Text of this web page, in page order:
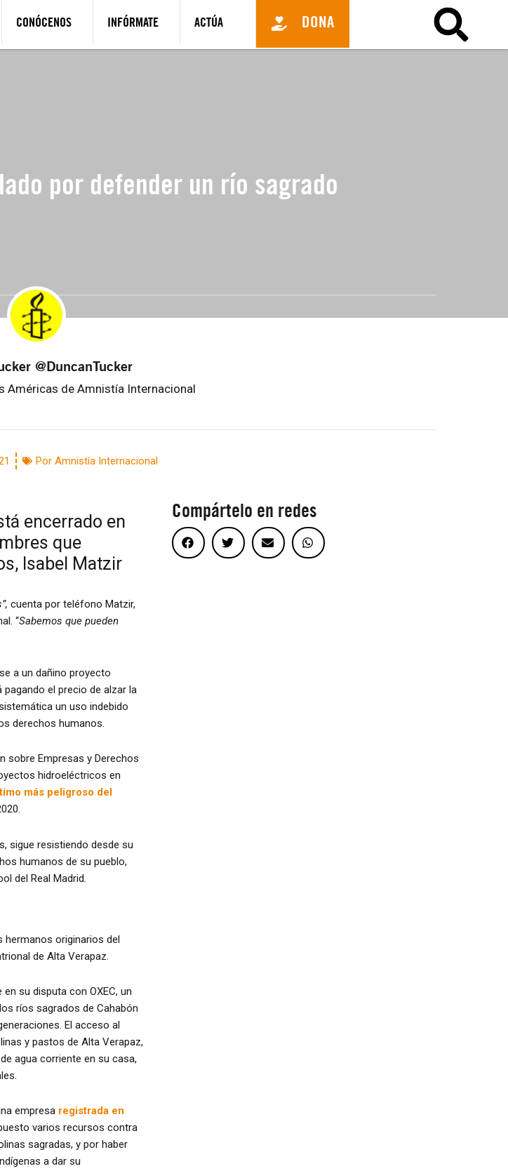
CONÓCENOS INFÓRMATE ACTÚA DONA
por defender un río sagrado
@DuncanTucker
Américas de Amnistía Internacional
Por Amnistía Internacional
encerrado en
que
Isabel Matzir
cuenta por teléfono Matzir,
“Sabemos que pueden
a un dañino proyecto
el precio de alzar la
un uso indebido
derechos humanos.
sobre Empresas y Derechos
hidroeléctricos en
más peligroso del
sigue resistiendo desde su
humanos de su pueblo,
del Real Madrid.
hermanos originarios del
de Alta Verapaz.
su disputa con OXEC, un
ríos sagrados de Cahabón
El acceso al
y pastos de Alta Verapaz,
agua corriente en su casa,
empresa registrada en
varios recursos contra
sagradas, y por haber
a dar su
Compártelo en redes